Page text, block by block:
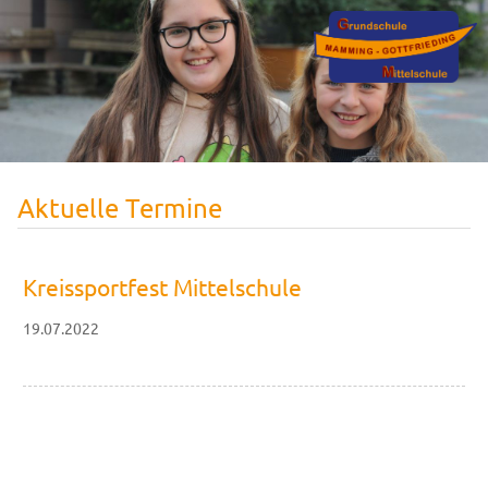
Aktuelle Termine
Kreissportfest Mittelschule
19.07.2022